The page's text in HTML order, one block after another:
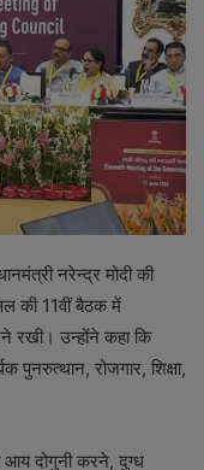
नरेन्द्र मोदी की
की 11वीं बैठक में
रखी। उन्होंने कहा कि
पुनरुत्थान, रोजगार, शिक्षा,
आय दोगुनी करने, दुग्ध